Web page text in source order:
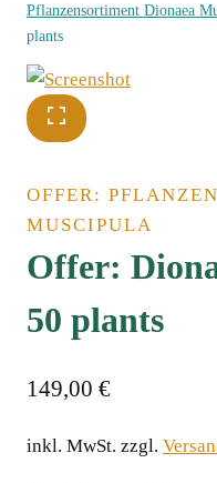
Pflanzensortiment Dionaea
plants
OFFER:
MUSCIPULA
Offer:
50 plants
149,00 €
inkl. MwSt. zzgl.